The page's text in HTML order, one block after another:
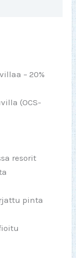
– 20%
(OCS-
resorit
pinta